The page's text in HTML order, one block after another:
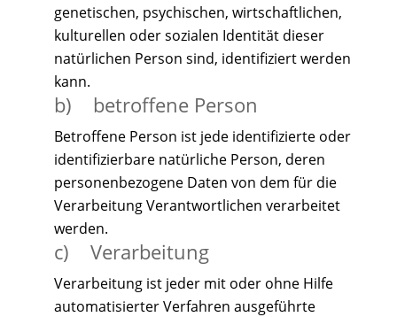
genetischen, psychischen, wirtschaftlichen,
kulturellen oder sozialen Identität dieser
natürlichen Person sind, identifiziert werden
kann.
b) betroffene Person
Betroffene Person ist jede identifizierte oder
identifizierbare natürliche Person, deren
personenbezogene Daten von dem für die
Verarbeitung Verantwortlichen verarbeitet
werden.
c) Verarbeitung
Verarbeitung ist jeder mit oder ohne Hilfe
automatisierter Verfahren ausgeführte